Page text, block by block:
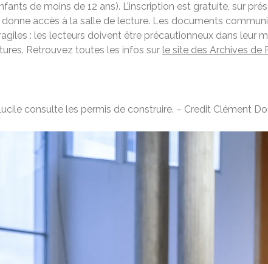
de moins de 12 ans). L’inscription est gratuite, sur
donne accès à la salle de lecture. Les documents
: les lecteurs doivent être précautionneux dans leur
Retrouvez toutes les infos sur le site des Archives de
consulte les permis de construire. – Credit Clément